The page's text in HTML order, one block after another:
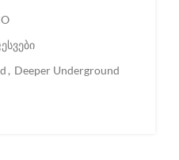
, Deeper Underground